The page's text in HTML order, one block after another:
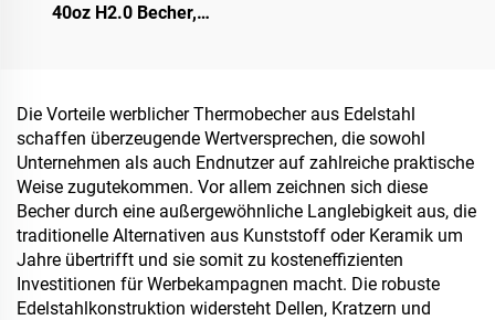
40oz H2.0 Becher,
Strohhalm für Valentinstag
& Camping
Die Vorteile werblicher Thermobecher aus Edelstahl
schaffen überzeugende Wertversprechen, die sowohl
Unternehmen als auch Endnutzer auf zahlreiche praktische
Weise zugutekommen. Vor allem zeichnen sich diese
Becher durch eine außergewöhnliche Langlebigkeit aus, die
traditionelle Alternativen aus Kunststoff oder Keramik um
Jahre übertrifft und sie somit zu kosteneffizienten
Investitionen für Werbekampagnen macht. Die robuste
Edelstahlkonstruktion widersteht Dellen, Kratzern und